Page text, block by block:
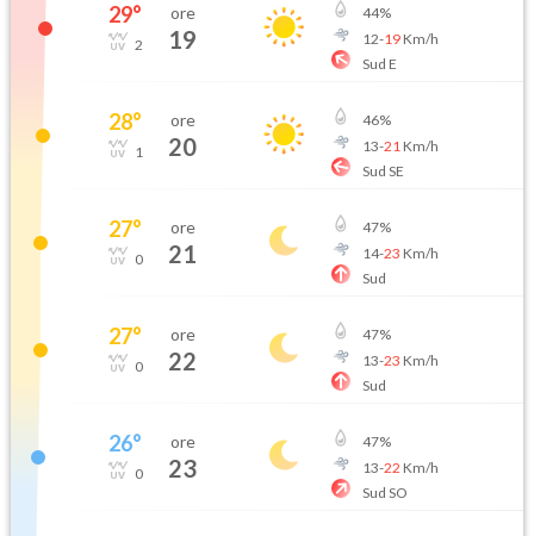
29°
2
ore
19
44%
12-19Km/h
Sud E
28°
1
ore
20
46%
13-21 Km/h
Sud SE
27°
0
ore
21
47%
14-23 Km/h
Sud
27°
0
ore
22
47%
13-23 Km/h
Sud
26°
0
ore
23
47%
13-22 Km/h
Sud SO